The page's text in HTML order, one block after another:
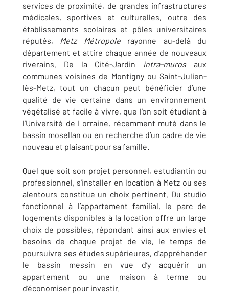
services de proximité, de grandes infrastructures
médicales, sportives et culturelles, outre des
établissements scolaires et pôles universitaires
réputés, Metz Métropolerayonne au-delà du
département et attire chaque année de nouveaux
riverains. De la Cité-Jardin intra-murosaux
communes voisines de Montigny ou Saint-Julien-
lès-Metz, tout un chacun peut bénéficier d’une
qualité de vie certaine dans un environnement
végétalisé et facile à vivre, que l’on soit étudiant à
l’Université de Lorraine, récemment muté dans le
bassin mosellan ou en recherche d’un cadre de vie
nouveau et plaisant pour sa famille.
Quel que soit son projet personnel, estudiantin ou
professionnel, s’installer en location à Metz ou ses
alentours constitue un choix pertinent. Du studio
fonctionnel à l’appartement familial, le parc de
logements disponibles à la location offre un large
choix de possibles, répondant ainsi aux envies et
besoins de chaque projet de vie, le temps de
poursuivre ses études supérieures, d’appréhender
le bassin messin en vue d’y acquérir un
appartement ou une maison à terme ou
d’économiser pour investir.